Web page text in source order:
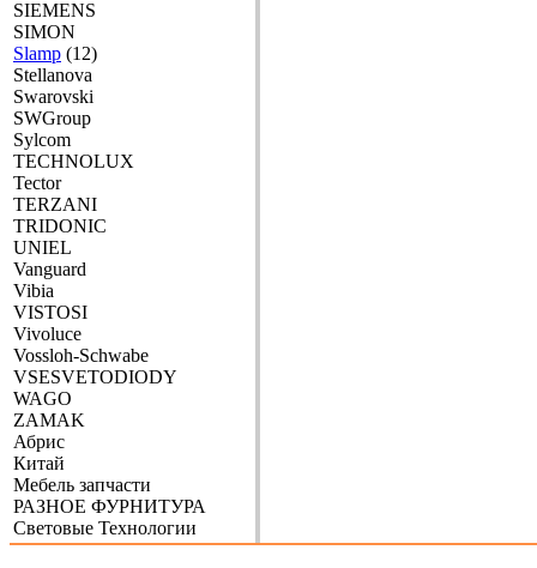
SIEMENS
SIMON
Slamp (12)
Stellanova
Swarovski
SWGroup
Sylcom
TECHNOLUX
Tector
TERZANI
TRIDONIC
UNIEL
Vanguard
Vibia
VISTOSI
Vivoluce
Vossloh-Schwabe
VSESVETODIODY
WAGO
ZAMAK
Абрис
Китай
Мебель запчасти
РАЗНОЕ ФУРНИТУРА
Световые Технологии